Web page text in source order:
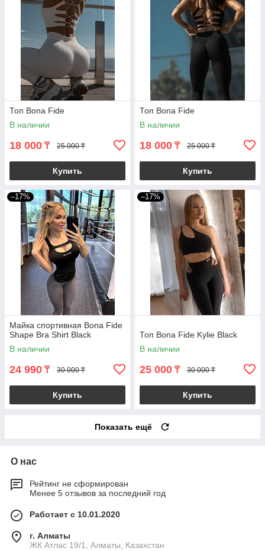
Топ Bona Fide
В наличии
18 000 ₸ 25 000 ₸
Купить
Топ Bona Fide
В наличии
18 000 ₸ 25 000 ₸
Купить
–17%
Майка спортивная Bona Fide
Shape Bra Shirt Black
В наличии
24 990 ₸ 30 000 ₸
Купить
–17%
Топ Bona Fide Kylie Black
В наличии
25 000 ₸ 30 000 ₸
Купить
Показать ещё
О нас
Рейтинг не сформирован
Менее 5 отзывов за последний год
Работает с 10.01.2020
г. Алматы
ЖК Атлас 19/1, Алматы, Казахстан